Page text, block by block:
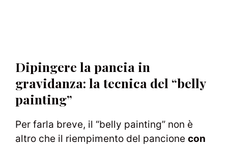
Dipingere la pancia in
gravidanza: la tecnica del “belly
painting”
Per farla breve, il “belly painting” non è
altro che il riempimento del pancione con